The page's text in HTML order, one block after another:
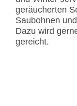
geräucherten
Saubohnen
Dazu wird
gereicht.